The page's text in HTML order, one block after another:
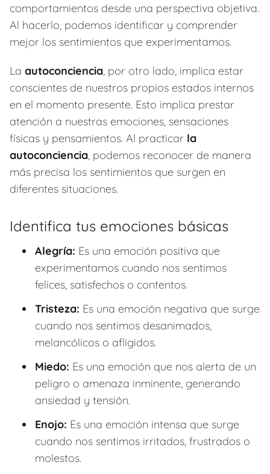
comportamientos desde una perspectiva objetiva.
Al hacerlo, podemos identificar y comprender
mejor los sentimientos que experimentamos.
La autoconciencia, por otro lado, implica estar
conscientes de nuestros propios estados internos
en el momento presente. Esto implica prestar
atención a nuestras emociones, sensaciones
físicas y pensamientos. Al practicar la
autoconciencia, podemos reconocer de manera
más precisa los sentimientos que surgen en
diferentes situaciones.
Identifica tus emociones básicas
Alegría: Es una emoción positiva que
experimentamos cuando nos sentimos
felices, satisfechos o contentos.
Tristeza: Es una emoción negativa que surge
cuando nos sentimos desanimados,
melancólicos o afligidos.
Miedo: Es una emoción que nos alerta de un
peligro o amenaza inminente, generando
ansiedad y tensión.
Enojo: Es una emoción intensa que surge
cuando nos sentimos irritados, frustrados o
molestos.